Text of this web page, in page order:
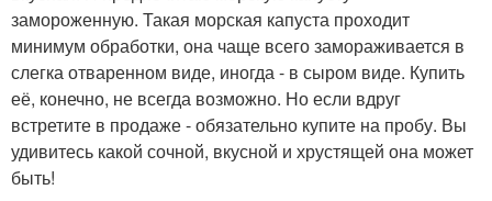
замороженную. Такая морская капуста проходит
минимум обработки, она чаще всего замораживается в
слегка отваренном виде, иногда - в сыром виде. Купить
её, конечно, не всегда возможно. Но если вдруг
встретите в продаже - обязательно купите на пробу. Вы
удивитесь какой сочной, вкусной и хрустящей она может
быть!